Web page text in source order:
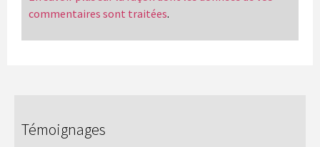
commentaires sont traitées.
Témoignages